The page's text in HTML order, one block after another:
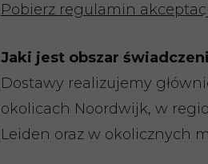
Pobierz regulamin
Jaki jest obszar
Dostawy realizujemy
okolicach Noordwijk, w
Leiden oraz w okolicznych